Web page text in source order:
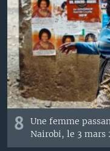
8
Une femme
Nairobi, le 3 mars